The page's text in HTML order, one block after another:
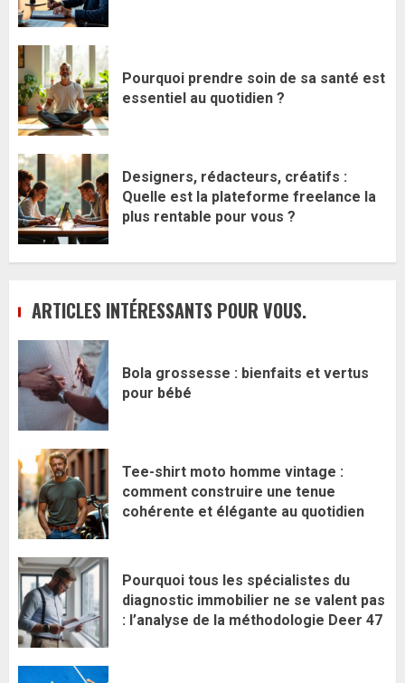
Pourquoi prendre soin de sa santé est
essentiel au quotidien ?
Designers, rédacteurs, créatifs :
Quelle est la plateforme freelance la
plus rentable pour vous ?
ARTICLES INTÉRESSANTS POUR VOUS.
Bola grossesse : bienfaits et vertus
pour bébé
Tee-shirt moto homme vintage :
comment construire une tenue
cohérente et élégante au quotidien
Pourquoi tous les spécialistes du
diagnostic immobilier ne se valent pas
: l’analyse de la méthodologie Deer 47